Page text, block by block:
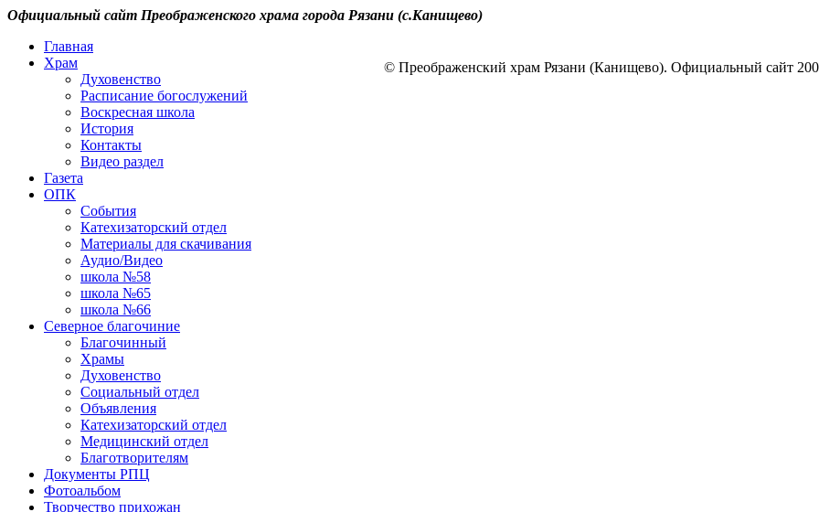
Официальный сайт Преображенского храма города Рязани (с.Канищево)
Главная
Храм
Духовенство
Расписание богослужений
Воскресная школа
История
Контакты
Видео раздел
Газета
ОПК
События
Катехизаторский отдел
Материалы для скачивания
Аудио/Видео
школа №58
школа №65
школа №66
Северное благочиние
Благочинный
Храмы
Духовенство
Социальный отдел
Объявления
Катехизаторский отдел
Медицинский отдел
Благотворителям
Документы РПЦ
Фотоальбом
Творчество прихожан
© Преображенский храм Рязани (Канищево). Официальный сайт